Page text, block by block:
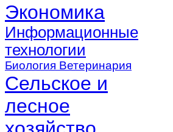
Экономика
Информационные
технологии
Биология Ветеринария
Сельское и
лесное